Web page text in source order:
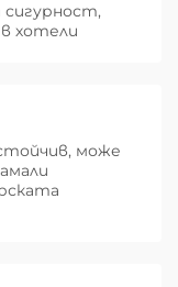
хотели
може